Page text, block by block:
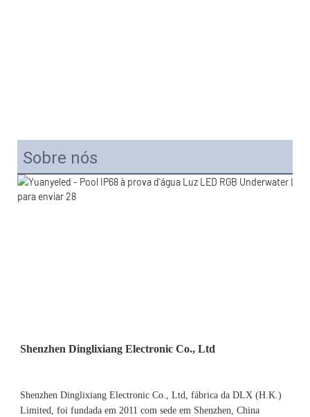
Sobre nós
Shenzhen Dinglixiang Electronic Co., Ltd, fábrica da DLX (H.K.)
Limited, foi fundada em 2011 com sede em Shenzhen, China